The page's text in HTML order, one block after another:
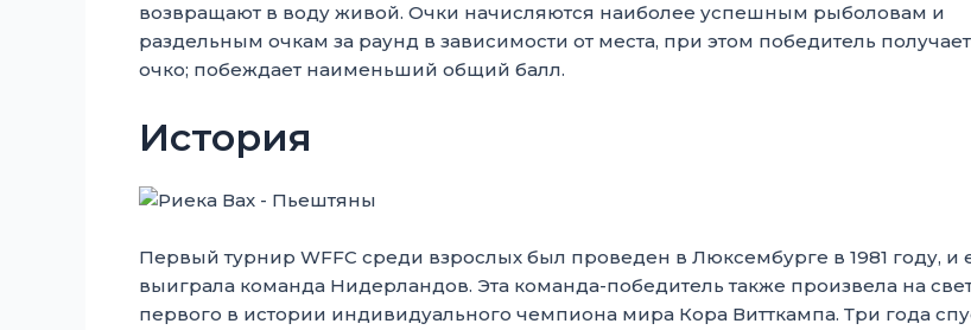
возвращают в воду живой. Очки начисляются наиболее успешным рыболовам и
раздельным очкам за раунд в зависимости от места, при этом победитель
очко; побеждает наименьший общий балл.
История
Первый турнир WFFC среди взрослых был проведен в Люксембурге в 1981 году, и
выиграла команда Нидерландов. Эта команда-победитель также произвела на
первого в истории индивидуального чемпиона мира Кора Витткампа. Три года